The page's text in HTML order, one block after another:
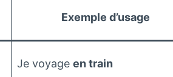
Exemple d’usage
Je voyage en train